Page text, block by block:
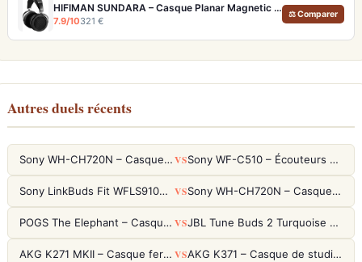
HIFIMAN SUNDARA – Casque Planar Magnetic Ouvert Over-Ear Audiophile
7.9/10321 €
⚖ Comparer
Autres duels récents
Sony WH-CH720N – Casque ANC 35h, Ultra-léger (192g) avec Processeur V1 VS Sony WF-C510 – Écouteurs True Wireless compacts, autonomie 22h et multipoint
Sony LinkBuds Fit WFLS910NW Blanc – Écouteurs Sport Ailes ANC VS Sony WH-CH720N – Casque ANC 35h, Ultra-léger (192g) avec Processeur V1
POGS The Elephant – Casque Filaire Enfants 85dB POGS-Safe™ (Éco-Responsable) VS JBL Tune Buds 2 Turquoise – Écouteurs True Wireless avec ANC et autonomie 48h
AKG K271 MKII – Casque fermé studio fiable pour une écoute neutre VS AKG K371 – Casque de studio fermé 50mm titane, réponse 5Hz-50kHz